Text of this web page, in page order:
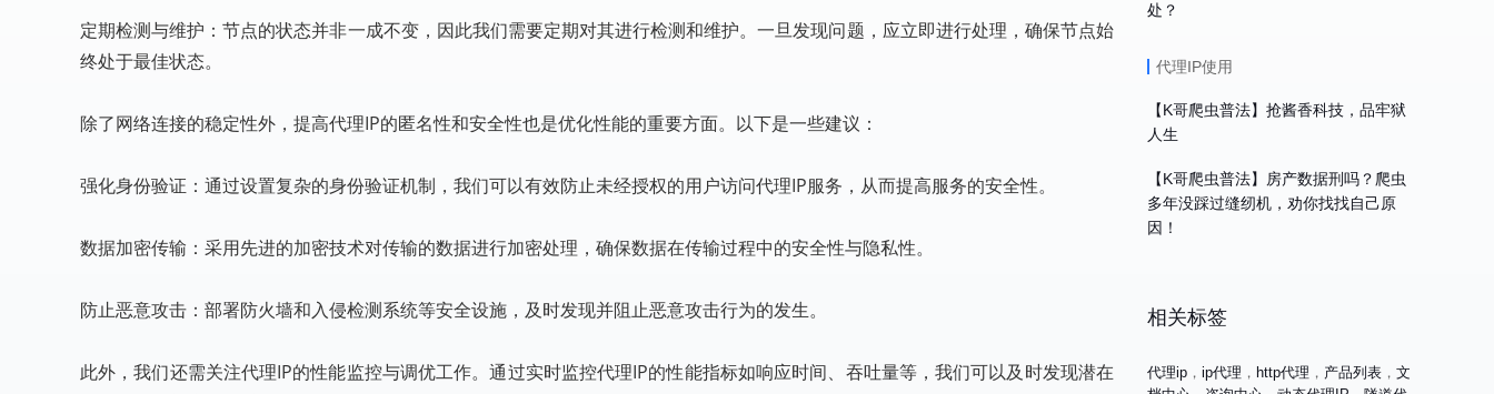
定期检测与维护：节点的状态并非一成不变，因此我们需要定期对其进行检测和维护。一旦发现问题，应立即进行处理，确保节点始
终处于最佳状态。
除了网络连接的稳定性外，提高代理IP的匿名性和安全性也是优化性能的重要方面。以下是一些建议：
强化身份验证：通过设置复杂的身份验证机制，我们可以有效防止未经授权的用户访问代理IP服务，从而提高服务的安全性。
数据加密传输：采用先进的加密技术对传输的数据进行加密处理，确保数据在传输过程中的安全性与隐私性。
防止恶意攻击：部署防火墙和入侵检测系统等安全设施，及时发现并阻止恶意攻击行为的发生。
此外，我们还需关注代理IP的性能监控与调优工作。通过实时监控代理IP的性能指标如响应时间、吞吐量等，我们可以及时发现潜在
处？
代理IP使用
【K哥爬虫普法】抢酱香科技，品牢狱
人生
【K哥爬虫普法】房产数据刑吗？爬虫
多年没踩过缝纫机，劝你找找自己原
因！
相关标签
代理ip ， ip代理 ， http代理 ， 产品列表 ， 文